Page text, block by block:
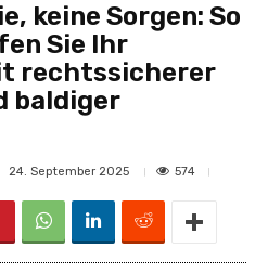
keine Sorgen: So
Sie Ihr
rechtssicherer
baldiger
24. September 2025 574